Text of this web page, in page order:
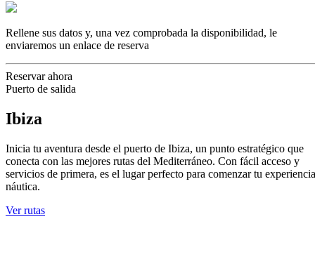
Rellene sus datos y, una vez comprobada la disponibilidad, le
enviaremos un enlace de reserva
Reservar ahora
Puerto de salida
Ibiza
Inicia tu aventura desde el puerto de Ibiza, un punto estratégico que
conecta con las mejores rutas del Mediterráneo. Con fácil acceso y
servicios de primera, es el lugar perfecto para comenzar tu experiencia
náutica.
Ver rutas